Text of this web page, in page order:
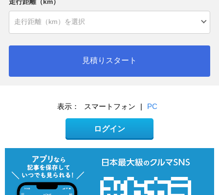
見積りスタート
表示： スマートフォン | PC
ログイン